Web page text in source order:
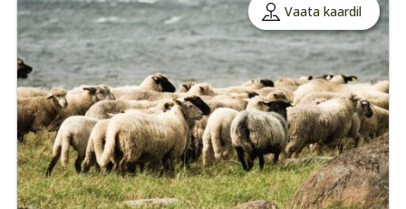
Vaata kaardil